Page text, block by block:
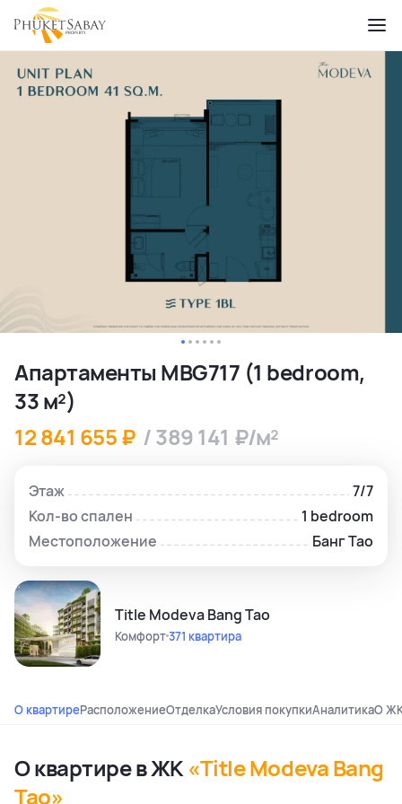
Апартаменты MBG717 (1 bedroom,
33 м²)
12 841 655 ₽ / 389 141 ₽/м²
Этаж
7/7
Кол-во спален
1 bedroom
Местоположение
Банг Тао
Title Modeva Bang Tao
Комфорт371 квартира
О квартиреРасположениеОтделкаУсловия покупкиАналитикаО
О квартире в ЖК «Title Modeva Bang
Tao»